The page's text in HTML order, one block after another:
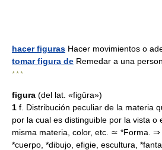
hacer figuras Hacer movimientos o
tomar figura de Remedar a una
* * *
figura (del lat. «figūra»)
1 f. Distribución peculiar de la materia
por la cual es distinguible por la vista o
misma materia, color, etc. ≃ *Forma. ⇒
*cuerpo, *dibujo, efigie, escultura,